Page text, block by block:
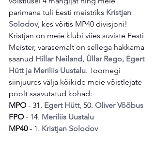
parimana tuli Eesti meistriks Kristjan
Solodov, kes võitis MP40 divisjoni!
Kristjan on meie klubi viies suviste Eesti
Meister, varasemalt on sellega hakkama
saanud Hillar Neiland, Üllar Rego, Egert
Hütt ja Meriliis Uustalu. Toomegi
siinjuures välja kõikide meie võistlejate
poolt saavutatud kohad:
MPO - 31. Egert Hütt, 50. Oliver Võõbus
FPO - 14. Meriliis Uustalu
MP40 - 1. Kristjan Solodov